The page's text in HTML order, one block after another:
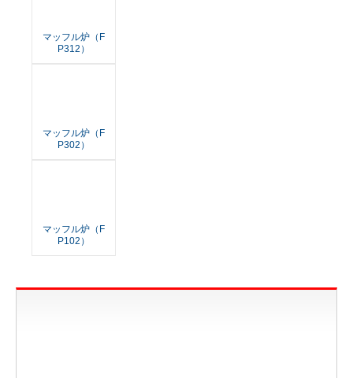
マッフル炉（F
P102）
マッフル炉（F
P302）
マッフル炉（F
P312）